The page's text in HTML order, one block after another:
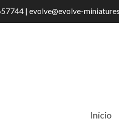
| evolve@evolve-
Inicio